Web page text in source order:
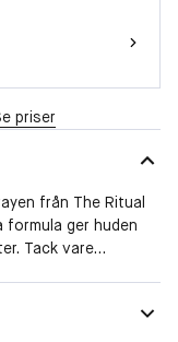
priser
från The Ritual
formula ger huden
Tack vare
med vår